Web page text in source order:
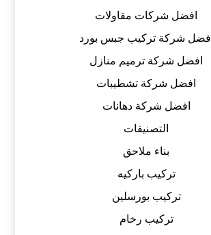
افضل شركات مقاولات
افضل شركة تركيب جبس بورد
افضل شركة ترميم منازل
افضل شركة تشطيبات
افضل شركة دهانات
التصنيفات
بناء ملاحق
تركيب باركيه
تركيب بورسلين
تركيب رخام